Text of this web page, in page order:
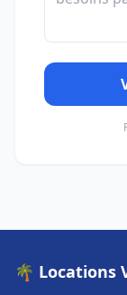
🌴 Locations